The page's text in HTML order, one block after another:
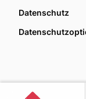
Datenschutz